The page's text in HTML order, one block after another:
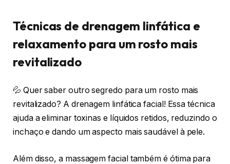
Técnicas de drenagem linfática e
relaxamento para um rosto mais
revitalizado
💦 Quer saber outro segredo para um rosto mais
revitalizado? A drenagem linfática facial! Essa técnica
ajuda a eliminar toxinas e líquidos retidos, reduzindo o
inchaço e dando um aspecto mais saudável à pele.
Além disso, a massagem facial também é ótima para